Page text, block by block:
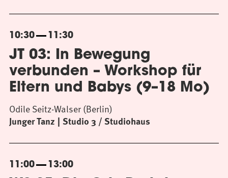
10:30 11:30
JT 03: In Bewegung
verbunden – Workshop für
Eltern und Babys (9–18 Mo)
Junger Tanz Studio 3 / Studiohaus
Odile Seitz-Walser (Berlin)
11:00 13:00